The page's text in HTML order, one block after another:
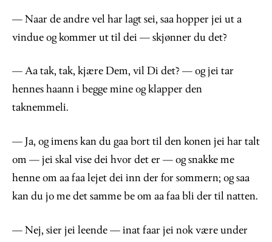
— Naar de andre vel har lagt sei, saa hopper jei ut a
vindue og kommer ut til dei — skjønner du det?
— Aa tak, tak, kjære Dem, vil Di det? — og jei tar
hennes haann i begge mine og klapper den
taknemmeli.
— Ja, og imens kan du gaa bort til den konen jei har talt
om — jei skal vise dei hvor det er — og snakke me
henne om aa faa lejet dei inn der for sommern; og saa
kan du jo me det samme be om aa faa bli der til natten.
— Nej, sier jei leende — inat faar jei nok være under